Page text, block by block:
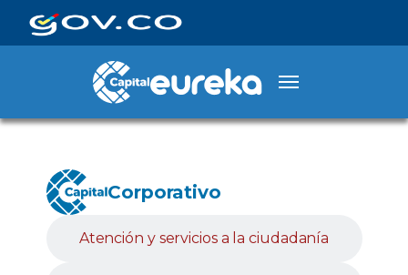
Corporativo
Atención y servicios a la ciudadanía